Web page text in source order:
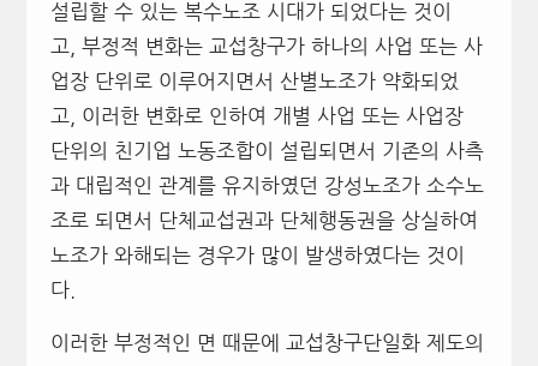
설립할 수 있는 복수노조 시대가 되었다는 것이
고, 부정적 변화는 교섭창구가 하나의 사업 또는 사
업장 단위로 이루어지면서 산별노조가 약화되었
고, 이러한 변화로 인하여 개별 사업 또는 사업장
단위의 친기업 노동조합이 설립되면서 기존의 사측
과 대립적인 관계를 유지하였던 강성노조가 소수노
조로 되면서 단체교섭권과 단체행동권을 상실하여
노조가 와해되는 경우가 많이 발생하였다는 것이
다.
이러한 부정적인 면 때문에 교섭창구단일화 제도의